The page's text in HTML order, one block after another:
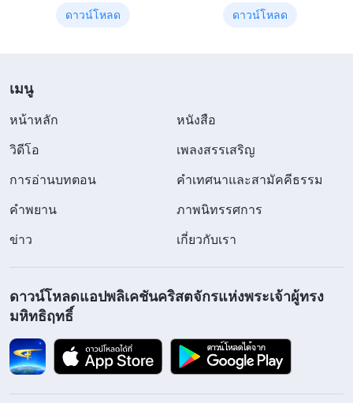
ดาวน์โหลด ดาวน์โหลด
เมนู
หน้าหลัก
หนังสือ
วิดีโอ
เพลงสรรเสริญ
การอ่านบทตอน
คำเทศนาและสามัคคีธรรม
คำพยาน
ภาพนิทรรศการ
ข่าว
เกี่ยวกับเรา
ดาวน์โหลดแอปพลิเคชันคริสตจักรแห่งพระเจ้าผู้ทรง
มหิทธิฤทธิ์